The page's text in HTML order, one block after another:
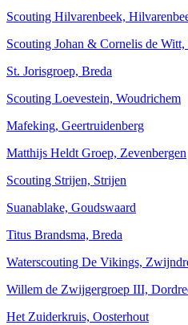
Scouting Hilvarenbeek,
Scouting Johan & Cornelis de
St. Jorisgroep, Breda
Scouting Loevestein, Woudrichem
Mafeking, Geertruidenberg
Matthijs Heldt Groep, Zevenbergen
Scouting Strijen, Strijen
Suanablake, Goudswaard
Titus Brandsma, Breda
Waterscouting De Vikings,
Willem de Zwijgergroep III,
Het Zuiderkruis, Oosterhout